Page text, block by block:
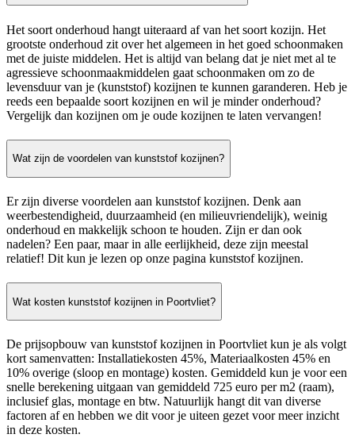
Het soort onderhoud hangt uiteraard af van het soort kozijn. Het
grootste onderhoud zit over het algemeen in het goed schoonmaken
met de juiste middelen. Het is altijd van belang dat je niet met al te
agressieve schoonmaakmiddelen gaat schoonmaken om zo de
levensduur van je (kunststof) kozijnen te kunnen garanderen. Heb je
reeds een bepaalde soort kozijnen en wil je minder onderhoud?
Vergelijk dan kozijnen om je oude kozijnen te laten vervangen!
Wat zijn de voordelen van kunststof kozijnen?
Er zijn diverse voordelen aan kunststof kozijnen. Denk aan
weerbestendigheid, duurzaamheid (en milieuvriendelijk), weinig
onderhoud en makkelijk schoon te houden. Zijn er dan ook
nadelen? Een paar, maar in alle eerlijkheid, deze zijn meestal
relatief! Dit kun je lezen op onze pagina kunststof kozijnen.
Wat kosten kunststof kozijnen in Poortvliet?
De prijsopbouw van kunststof kozijnen in Poortvliet kun je als volgt
kort samenvatten: Installatiekosten 45%, Materiaalkosten 45% en
10% overige (sloop en montage) kosten. Gemiddeld kun je voor een
snelle berekening uitgaan van gemiddeld 725 euro per m2 (raam),
inclusief glas, montage en btw. Natuurlijk hangt dit van diverse
factoren af en hebben we dit voor je uiteen gezet voor meer inzicht
in deze kosten.